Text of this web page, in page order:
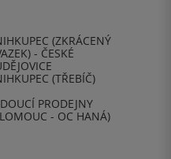
(ZKRÁCENÝ
- ČESKÉ
(TŘEBÍČ)
PRODEJNY
- OC HANÁ)